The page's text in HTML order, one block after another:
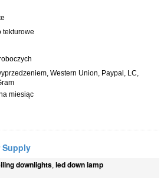
tekturowe
Western Union, Paypal, LC,
miesiąc
Supply
downlights, led down lamp